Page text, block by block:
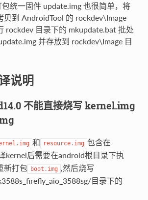
统一固件 update.img 也很简单，将
贝到 AndroidTool 的 rockdev\Image
rockdev 目录下的 mkupdate.bat 批处
并存放到 rockdev\Image 目
说明
不能直接烧写 kernel.img
和 resource.img 包含在
kernel后需要在android根目录下执
新打包 boot.img
,然后烧写
目录下的